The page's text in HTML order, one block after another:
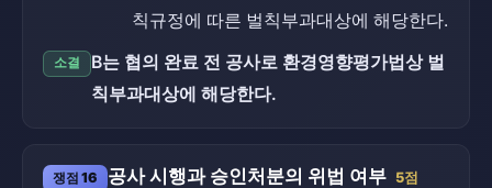
칙규정에 따른 벌칙부과대상에 해당한다.
소결
B는 협의 완료 전 공사로 환경영향평가법상 벌
칙부과대상에 해당한다.
쟁점 16 공사 시행과 승인처분의 위법 여부 5점